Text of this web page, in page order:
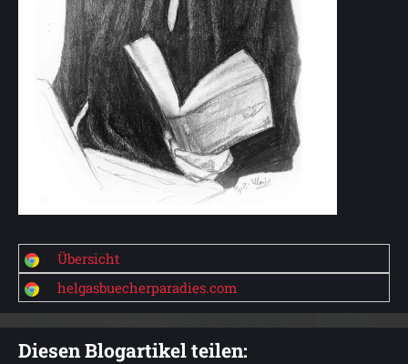
Übersicht
helgasbuecherparadies.com
Diesen Blogartikel teilen: